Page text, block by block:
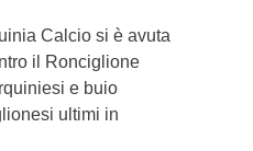
Calcio si è avuta
il Ronciglione
e buio
ultimi in